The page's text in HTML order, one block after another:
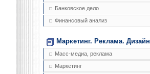
Банковское дело
Финансовый анализ
Маркетинг. Реклама. Дизайн
Масс-медиа, реклама
Маркетинг